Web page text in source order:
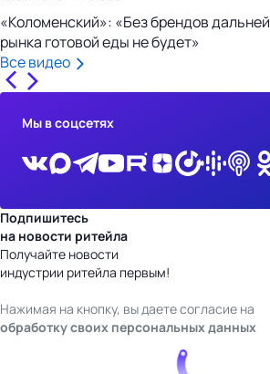
«Коломенский»: «Без брендов
рынка готовой еды не будет»
Все видео
Мы в соцсетях
Подпишитесь
на новости ритейла
Получайте новости
индустрии ритейла первым!
Нажимая на кнопку, вы даете согласие на
обработку своих персональных данных